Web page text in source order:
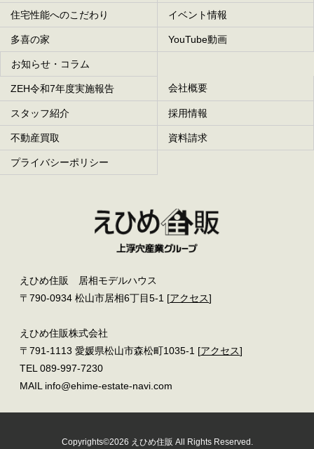
住宅性能へのこだわり イベント情報
多喜の家 YouTube動画
お知らせ・コラム
ZEH令和7年度実施報告 会社概要
スタッフ紹介 採用情報
不動産買取 資料請求
プライバシーポリシー
えひめ住販 居相モデルハウス
〒790-0934 松山市居相6丁目5-1 [アクセス]
えひめ住販株式会社
〒791-1113 愛媛県松山市森松町1035-1 [アクセス]
TEL 089-997-7230
MAIL info@ehime-estate-navi.com
Copyrights©2026 えひめ住販 All Rights Reserved.